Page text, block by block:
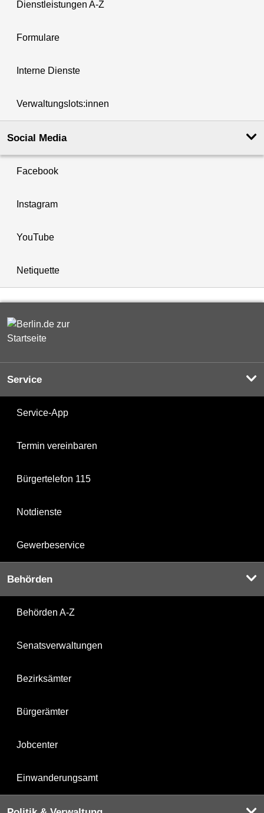
Dienstleistungen A-Z
Formulare
Interne Dienste
Verwaltungslots:innen
Social Media
Facebook
Instagram
YouTube
Netiquette
Service
Service-App
Termin vereinbaren
Bürgertelefon 115
Notdienste
Gewerbeservice
Behörden
Behörden A-Z
Senatsverwaltungen
Bezirksämter
Bürgerämter
Jobcenter
Einwanderungsamt